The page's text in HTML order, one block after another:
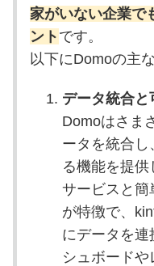
家がいない企業で
ント です。
以下にDomoの主
データ統合と
Domoはさま
ータを統合
る機能を提
サービスと簡
が特徴で、
にデータを連
シュボード